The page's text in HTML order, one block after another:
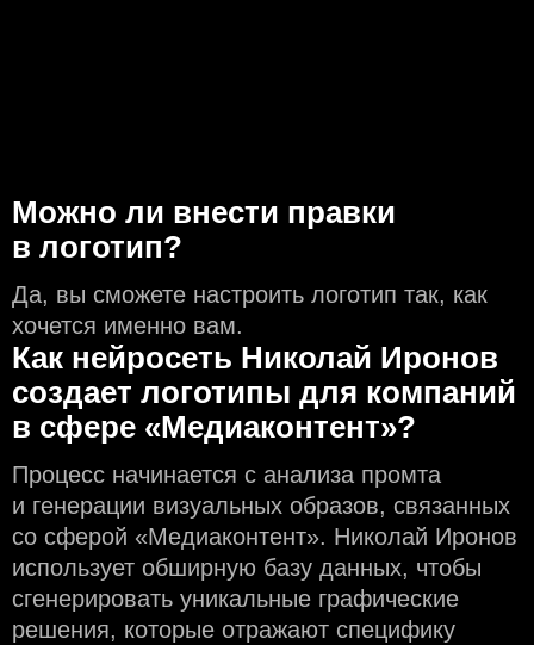
Можно ли внести правки
в логотип?
Да, вы сможете настроить логотип так, как
хочется именно вам.
Как нейросеть Николай Иронов
создаeт логотипы для компаний
в сфере «Медиаконтент»?
Процесс начинается с анализа промта
и генерации визуальных образов, связанных
со сферой «Медиаконтент». Николай Иронов
использует обширную базу данных, чтобы
сгенерировать уникальные графические
решения, которые отражают специфику